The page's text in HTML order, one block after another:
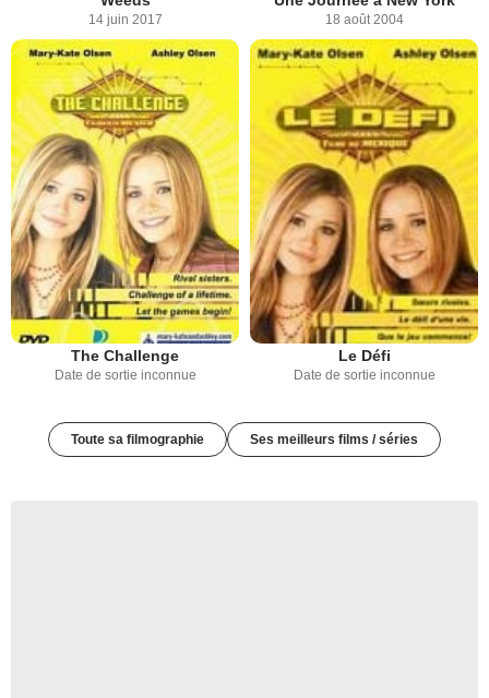
14 juin 2017 18 août 2004
The Challenge
Date de sortie inconnue
Le Défi
Date de sortie inconnue
Toute sa filmographie Ses meilleurs films / séries